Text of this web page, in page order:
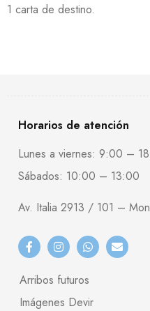
1 carta de destino.
Horarios de atención
Lunes a viernes: 9:00 –
Sábados: 10:00 – 13:00
Av. Italia 2913 / 101 –
Arribos futuros
Imágenes Devir